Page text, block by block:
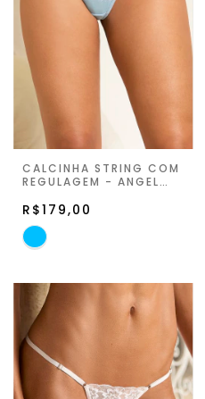
CALCINHA STRING COM
REGULAGEM - ANGEL
LUNE
R$179,00